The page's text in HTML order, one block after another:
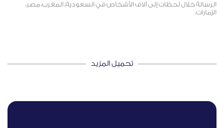
الرسالة خلال لحظات إلى آلاف الأشخاص في السعودية، المغرب، مصر،
الإمارات.
تحميل المزيد